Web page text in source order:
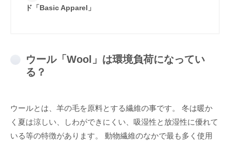
ド「Basic Apparel」
ウール「Wool」は環境負荷になってい
る？
ウールとは、羊の毛を原料とする繊維の事です。 冬は暖か
く夏は涼しい、しわができにくい、吸湿性と放湿性に優れて
いる等の特徴があります。 動物繊維のなかで最も多く使用